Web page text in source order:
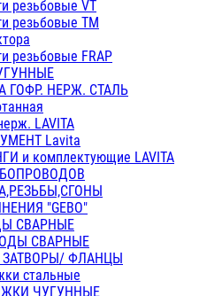
резьбовые VT
резьбовые ТМ
резьбовые FRAP
ГОФР. НЕРЖ. СТАЛЬ
LAVITA
Lavita
и комплектующие LAVITA
"GEBO"
СВАРНЫЕ
СВАРНЫЕ
ФЛАНЦЫ
стальные
ЧУГУННЫЕ